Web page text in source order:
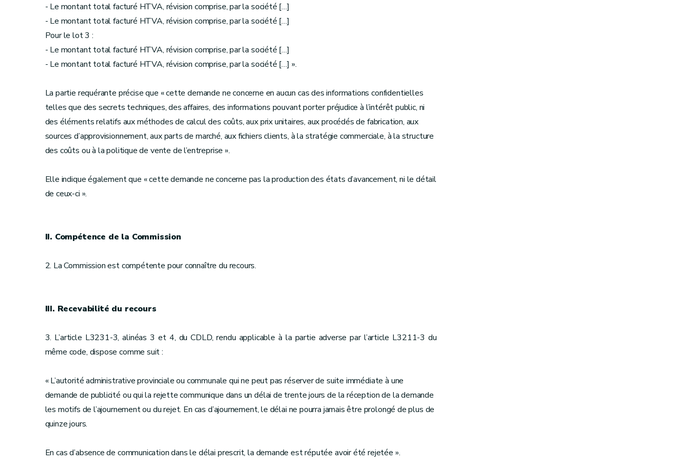
- Le montant total facturé HTVA, révision comprise, par la société […]
- Le montant total facturé HTVA, révision comprise, par la société […]
Pour le lot 3 :
- Le montant total facturé HTVA, révision comprise, par la société […]
- Le montant total facturé HTVA, révision comprise, par la société […] ».
La partie requérante précise que « cette demande ne concerne en aucun cas des informations confidentielles
telles que des secrets techniques, des affaires, des informations pouvant porter préjudice à l’intérêt public, ni
des éléments relatifs aux méthodes de calcul des coûts, aux prix unitaires, aux procédés de fabrication, aux
sources d’approvisionnement, aux parts de marché, aux fichiers clients, à la stratégie commerciale, à la structure
des coûts ou à la politique de vente de l’entreprise ».
Elle indique également que « cette demande ne concerne pas la production des états d’avancement, ni le détail
de ceux-ci ».
II. Compétence de la Commission
2. La Commission est compétente pour connaître du recours.
III. Recevabilité du recours
3. L’article L3231-3, alinéas 3 et 4, du CDLD, rendu applicable à la partie adverse par l’article L3211-3 du
même code, dispose comme suit :
« L’autorité administrative provinciale ou communale qui ne peut pas réserver de suite immédiate à une
demande de publicité ou qui la rejette communique dans un délai de trente jours de la réception de la demande
les motifs de l’ajournement ou du rejet. En cas d’ajournement, le délai ne pourra jamais être prolongé de plus de
quinze jours.
En cas d’absence de communication dans le délai prescrit, la demande est réputée avoir été rejetée ».